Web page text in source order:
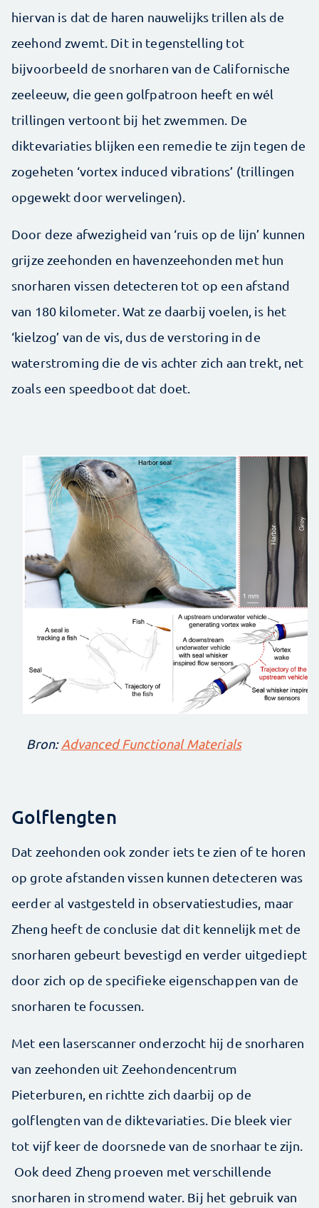
hiervan is dat de haren nauwelijks trillen als de
zeehond zwemt. Dit in tegenstelling tot
bijvoorbeeld de snorharen van de Californische
zeeleeuw, die geen golfpatroon heeft en wél
trillingen vertoont bij het zwemmen. De
diktevariaties blijken een remedie te zijn tegen de
zogeheten ‘vortex induced vibrations’ (trillingen
opgewekt door wervelingen).
Door deze afwezigheid van ‘ruis op de lijn’ kunnen
grijze zeehonden en havenzeehonden met hun
snorharen vissen detecteren tot op een afstand
van 180 kilometer. Wat ze daarbij voelen, is het
‘kielzog’ van de vis, dus de verstoring in de
waterstroming die de vis achter zich aan trekt, net
zoals een speedboot dat doet.
Bron:Advanced Functional Materials
Golflengten
Dat zeehonden ook zonder iets te zien of te horen
op grote afstanden vissen kunnen detecteren was
eerder al vastgesteld in observatiestudies, maar
Zheng heeft de conclusie dat dit kennelijk met de
snorharen gebeurt bevestigd en verder uitgediept
door zich op de specifieke eigenschappen van de
snorharen te focussen.
Met een laserscanner onderzocht hij de snorharen
van zeehonden uit Zeehondencentrum
Pieterburen, en richtte zich daarbij op de
golflengten van de diktevariaties. Die bleek vier
tot vijf keer de doorsnede van de snorhaar te zijn.
Ook deed Zheng proeven met verschillende
snorharen in stromend water. Bij het gebruik van